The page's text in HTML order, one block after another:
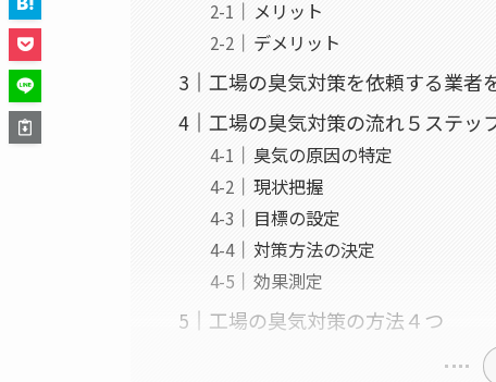
メリット
デメリット
工場の臭気対策を依頼する業者
工場の臭気対策の流れ５ステッ
臭気の原因の特定
現状把握
目標の設定
対策方法の決定
効果測定
工場の臭気対策の方法４つ